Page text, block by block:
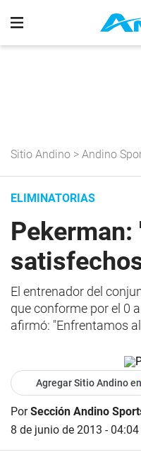
Sitio Andino > Andino
ELIMINATORIAS
Pekerman:
El entrenador del
que conforme por el 0
afirmó: "Enfrentamos
Agregar Sitio Andino en
PorSección Andino
8 de junio de 2013 - 04:04